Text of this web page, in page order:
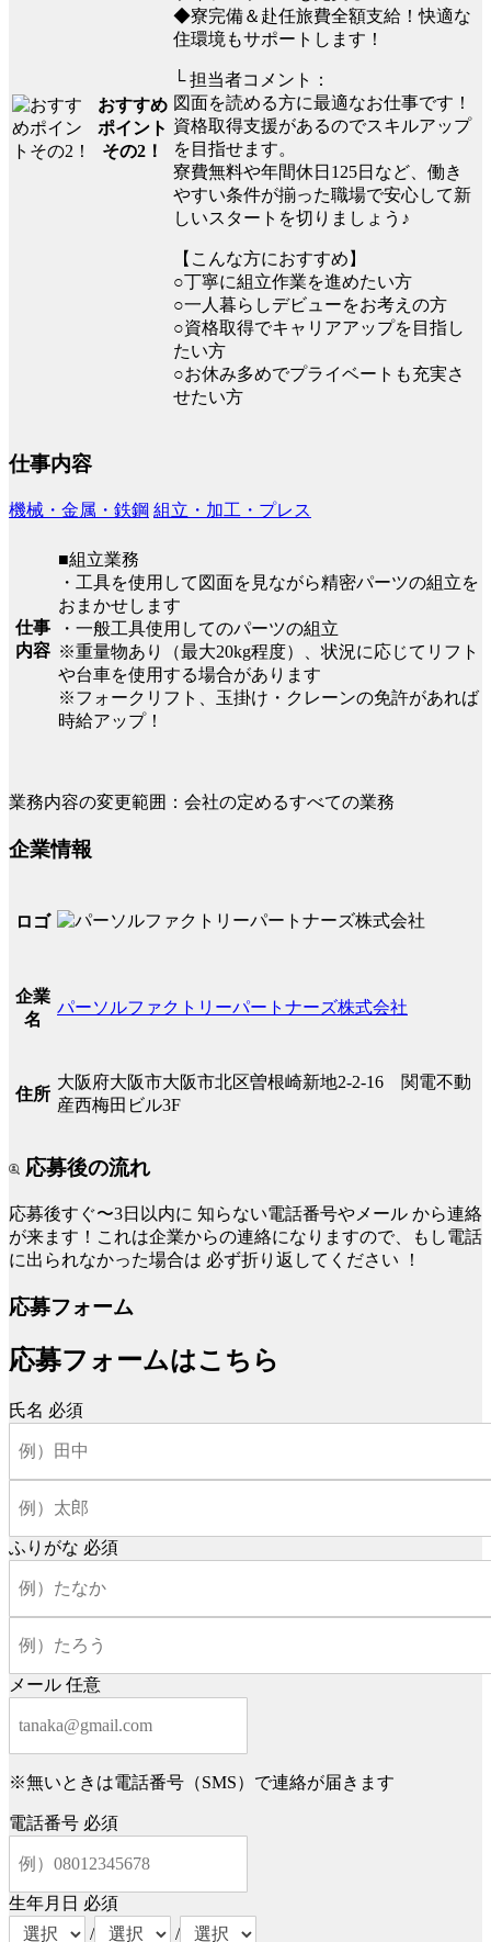
おすすめ
ポイント
その2！
◆寮完備＆赴任旅費全額支給！快適な
住環境もサポートします！
└ 担当者コメント：
図面を読める方に最適なお仕事です！
資格取得支援があるのでスキルアップ
を目指せます。
寮費無料や年間休日125日など、働き
やすい条件が揃った職場で安心して新
しいスタートを切りましょう♪
【こんな方におすすめ】
○丁寧に組立作業を進めたい方
○一人暮らしデビューをお考えの方
○資格取得でキャリアアップを目指し
たい方
○お休み多めでプライベートも充実さ
せたい方
仕事内容
機械・金属・鉄鋼 組立・加工・プレス
仕事
内容
■組立業務
・工具を使用して図面を見ながら精密パーツの組立を
おまかせします
・一般工具使用してのパーツの組立
※重量物あり（最大20kg程度）、状況に応じてリフト
や台車を使用する場合があります
※フォークリフト、玉掛け・クレーンの免許があれば
時給アップ！
業務内容の変更範囲：会社の定めるすべての業務
企業情報
ロゴ
企業
名
パーソルファクトリーパートナーズ株式会社
住所
大阪府大阪市大阪市北区曽根崎新地2-2-16 関電不動
産西梅田ビル3F
応募後の流れ
応募後すぐ〜3日以内に 知らない電話番号やメール から連絡
が来ます！これは企業からの連絡になりますので、もし電話
に出られなかった場合は 必ず折り返してください ！
応募フォーム
応募フォームはこちら
氏名 必須
ふりがな 必須
メール 任意
※無いときは電話番号（SMS）で連絡が届きます
電話番号 必須
生年月日 必須
/
/